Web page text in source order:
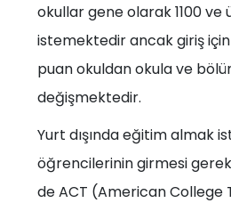
okullar gene olarak 1100 ve
istemektedir ancak giriş
puan okuldan okula ve
değişmektedir.
Yurt dışında eğitim almak
öğrencilerinin girmesi
de ACT (American College